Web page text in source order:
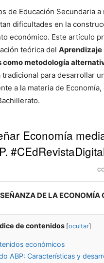
de Educación Secundaria a
dificultades en la
económico. Este artículo
teórica del Aprendizaje
como metodología
tradicional para desarrollar
a la materia de
Economía
DE LA ECONOMÍA
de contenidos [ocultar]
económicos
ABP: Características y